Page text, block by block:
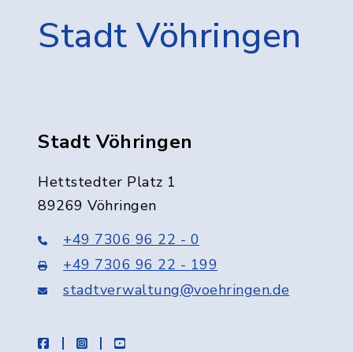
Stadt Vöhringen
Stadt Vöhringen
Hettstedter Platz 1
89269 Vöhringen
+49 7306 96 22 - 0
+49 7306 96 22 - 199
stadtverwaltung@voehringen.de
facebookinstagramyoutube